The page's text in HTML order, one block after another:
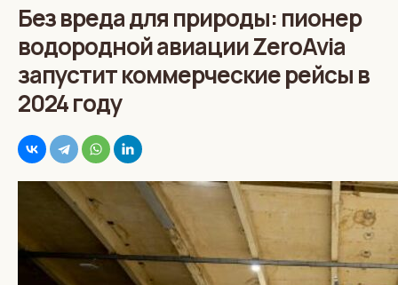
Без вреда для природы: пионер
водородной авиации ZeroAvia
запустит коммерческие рейсы в
2024 году